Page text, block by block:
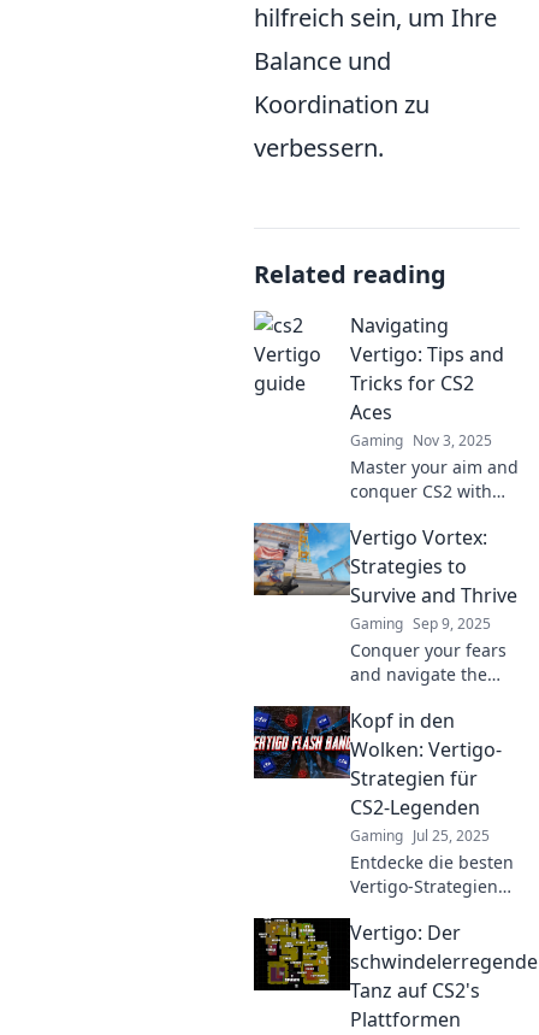
hilfreich sein, um Ihre
Balance und
Koordination zu
verbessern.
Related reading
Navigating
Vertigo: Tips and
Tricks for CS2
Aces
Gaming Nov 3, 2025
Master your aim and
conquer CS2 with
and tricks for
navigating vertigo
like a pro! Unlock
your full gaming
potential today!
Vertigo Vortex:
Strategies to
Survive and Thrive
Gaming Sep 9, 2025
Conquer your fears
and navigate the
proven strategies in
Vertigo Vortex to
survive and thrive
despite life's
dizzying challenges.
Kopf in den
Wolken: Vertigo-
Strategien für
CS2-Legenden
Gaming Jul 25, 2025
Entdecke die besten
Vertigo-Strategien
Werde zum Meister
der Karte und
dominiere deine
Gegner. Tauche ein!
Vertigo: Der
schwindelerregende
Tanz auf CS2's
Plattformen